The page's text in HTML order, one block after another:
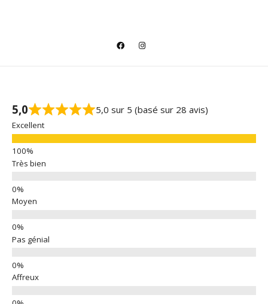
5,0 5,0 sur 5 (basé sur 28 avis)
Excellent
Très bien
Moyen
Pas génial
Affreux